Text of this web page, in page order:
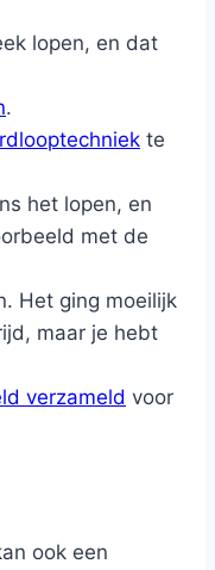
lopen, en dat
.
te
het lopen, en
met de
Het ging moeilijk
maar je hebt
verzameld voor
ook een